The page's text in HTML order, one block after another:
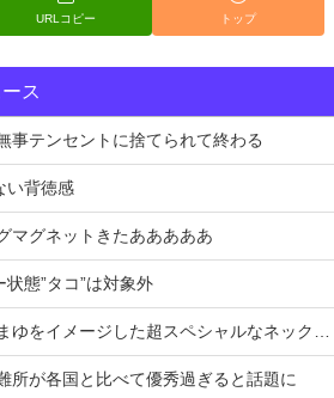
URLコピー トップ
ス
事テンセントに捨てられて終わる
い背徳感
マグネットきたあああああ
状態”タコ”は対象外
ージした超スペシャルなネックレスが登場する件について
所が各国と比べて優秀過ぎると話題に